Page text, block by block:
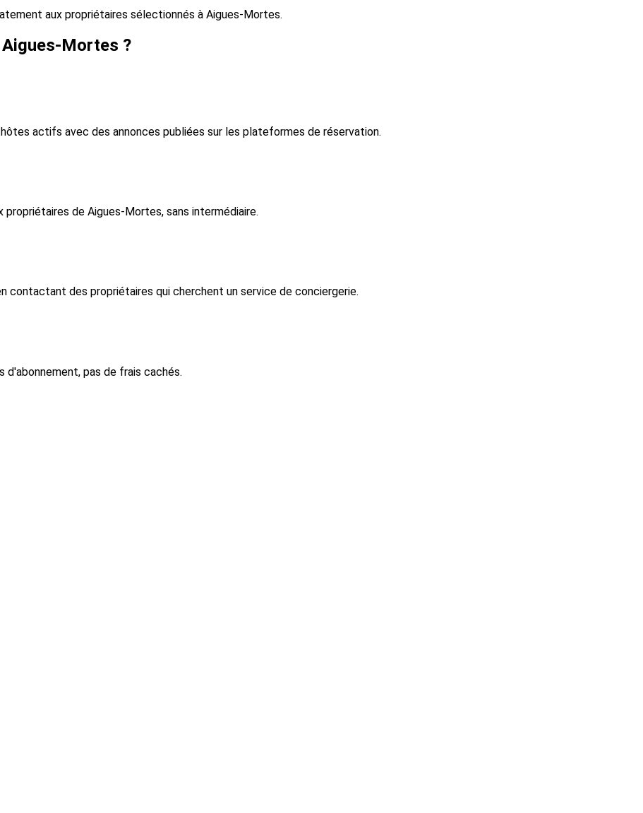
aux propriétaires sélectionnés à Aigues-Mortes.
Mortes ?
actifs avec des annonces publiées sur les plateformes de réservation.
de Aigues-Mortes, sans intermédiaire.
contactant des propriétaires qui cherchent un service de conciergerie.
d'abonnement, pas de frais cachés.